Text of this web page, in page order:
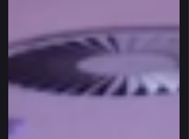
potencial. É história interrompida cedo
demais.